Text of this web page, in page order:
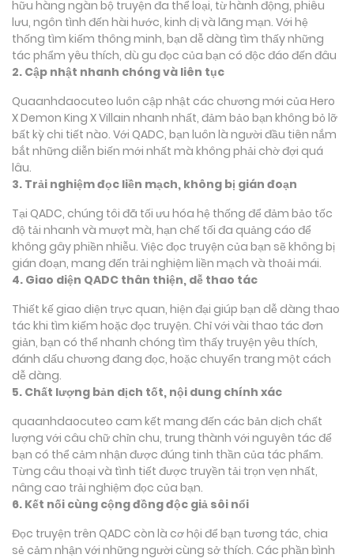
hữu hàng ngàn bộ truyện đa thể loại, từ hành động, phiêu
lưu, ngôn tình đến hài hước, kinh dị và lãng mạn. Với hệ
thống tìm kiếm thông minh, bạn dễ dàng tìm thấy những
tác phẩm yêu thích, dù gu đọc của bạn có độc đáo đến đâu
2. Cập nhật nhanh chóng và liên tục
Quaanhdaocuteo luôn cập nhật các chương mới của Hero
X Demon King X Villain nhanh nhất, đảm bảo bạn không bỏ lỡ
bất kỳ chi tiết nào. Với QADC, bạn luôn là người đầu tiên nắm
bắt những diễn biến mới nhất mà không phải chờ đợi quá
lâu.
3. Trải nghiệm đọc liền mạch, không bị gián đoạn
Tại QADC, chúng tôi đã tối ưu hóa hệ thống để đảm bảo tốc
độ tải nhanh và mượt mà, hạn chế tối đa quảng cáo để
không gây phiền nhiễu. Việc đọc truyện của bạn sẽ không bị
gián đoạn, mang đến trải nghiệm liền mạch và thoải mái.
4. Giao diện QADC thân thiện, dễ thao tác
Thiết kế giao diện trực quan, hiện đại giúp bạn dễ dàng thao
tác khi tìm kiếm hoặc đọc truyện. Chỉ với vài thao tác đơn
giản, bạn có thể nhanh chóng tìm thấy truyện yêu thích,
đánh dấu chương đang đọc, hoặc chuyển trang một cách
dễ dàng.
5. Chất lượng bản dịch tốt, nội dung chính xác
quaanhdaocuteo cam kết mang đến các bản dịch chất
lượng với câu chữ chỉn chu, trung thành với nguyên tác để
bạn có thể cảm nhận được đúng tinh thần của tác phẩm.
Từng câu thoại và tình tiết được truyền tải trọn vẹn nhất,
nâng cao trải nghiệm đọc của bạn.
6. Kết nối cùng cộng đồng độc giả sôi nổi
Đọc truyện trên QADC còn là cơ hội để bạn tương tác, chia
sẻ cảm nhận với những người cùng sở thích. Các phần bình